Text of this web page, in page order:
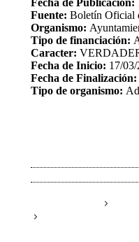
Fecha de Publicación:
Fuente: Boletín Oficial
Organismo:
Tipo de financiación:
Caracter:
Fecha de Inicio: 17/
Fecha de Finalización:
Tipo de organismo: